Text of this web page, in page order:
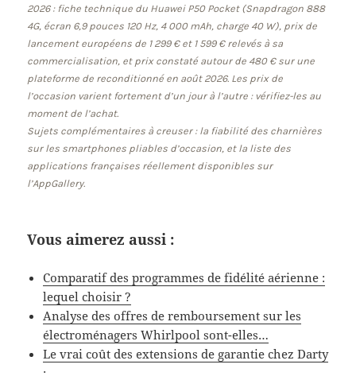
2026 : fiche technique du Huawei P50 Pocket (Snapdragon 888
4G, écran 6,9 pouces 120 Hz, 4 000 mAh, charge 40 W), prix de
lancement européens de 1 299 € et 1 599 € relevés à sa
commercialisation, et prix constaté autour de 480 € sur une
plateforme de reconditionné en août 2026. Les prix de
l’occasion varient fortement d’un jour à l’autre : vérifiez-les au
moment de l’achat.
Sujets complémentaires à creuser : la fiabilité des charnières
sur les smartphones pliables d’occasion, et la liste des
applications françaises réellement disponibles sur
l’AppGallery.
Vous aimerez aussi :
Comparatif des programmes de fidélité aérienne :
lequel choisir ?
Analyse des offres de remboursement sur les
électroménagers Whirlpool sont-elles…
Le vrai coût des extensions de garantie chez Darty